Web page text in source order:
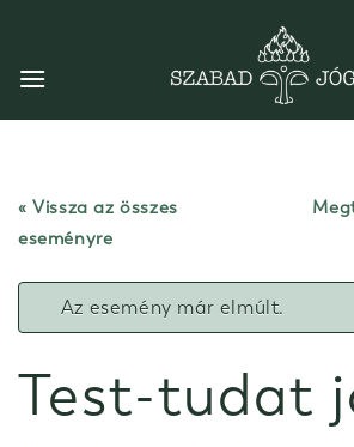
content
« Vissza az összes
eseményre
Az esemény már elmúlt.
Test-tudat